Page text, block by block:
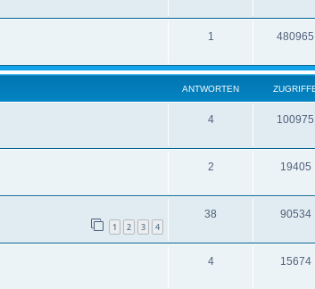
1 480965
ANTWORTEN
4 100975
2 19405
1 2 3 4
38 90534
4 15674